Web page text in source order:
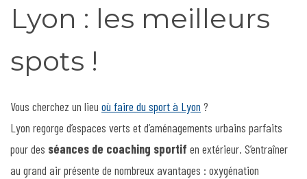
Lyon : les meilleurs
spots !
Vous cherchez un lieu où faire du sport à Lyon ?
Lyon regorge d’espaces verts et d’aménagements urbains parfaits
pour des séances de coaching sportif en extérieur. S’entraîner
au grand air présente de nombreux avantages : oxygénation